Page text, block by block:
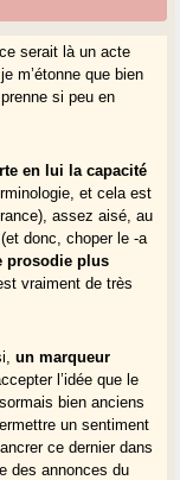
serait là un acte
je m’étonne que bien
si peu en
en lui la capacité
et cela est
assez aisé, au
donc, choper le -a
prosodie plus
vraiment de très
un marqueur
l’idée que le
bien anciens
un sentiment
ce dernier dans
des annonces du